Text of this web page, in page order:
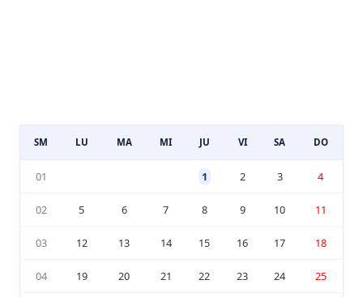
SM LU MA MI JU VI SA DO
01 1 2 3 4
02 5 6 7 8 9 10 11
03 12 13 14 15 16 17 18
04 19 20 21 22 23 24 25